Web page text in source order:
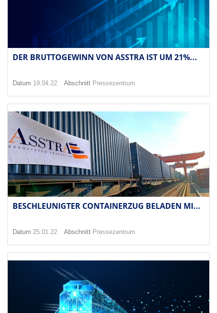
DER BRUTTOGEWINN VON ASSTRA IST UM 21%...
Datum 19.04.22 Abschnitt Pressezentrum
BESCHLEUNIGTER CONTAINERZUG BELADEN MI...
Datum 25.01.22 Abschnitt Pressezentrum